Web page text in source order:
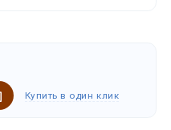
Купить в один клик